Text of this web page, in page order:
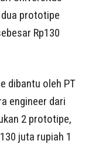
prototipe
Rp130
dibantu oleh PT
engineer dari
2 prototipe,
juta rupiah 1